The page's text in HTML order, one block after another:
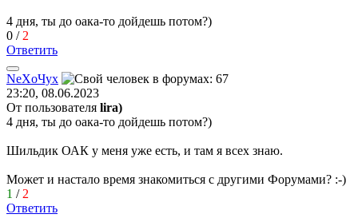
4 дня, ты до оака-то дойдешь потом?)
0 / 2
Ответить
NeХoЧуx
23:20, 08.06.2023
От пользователя lira)
4 дня, ты до оака-то дойдешь потом?)
Шильдик ОАК у меня уже есть, и там я всех знаю.
Может и настало время знакомиться с другими Форумами? :-)
1 / 2
Ответить